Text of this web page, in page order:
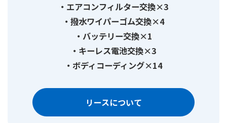
エアコンフィルター交換×3
撥水ワイパーゴム交換×4
バッテリー交換×1
キーレス電池交換×3
ボディコーディング×14
リースについて